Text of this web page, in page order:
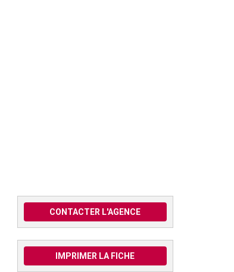
CONTACTER L'AGENCE
IMPRIMER LA FICHE